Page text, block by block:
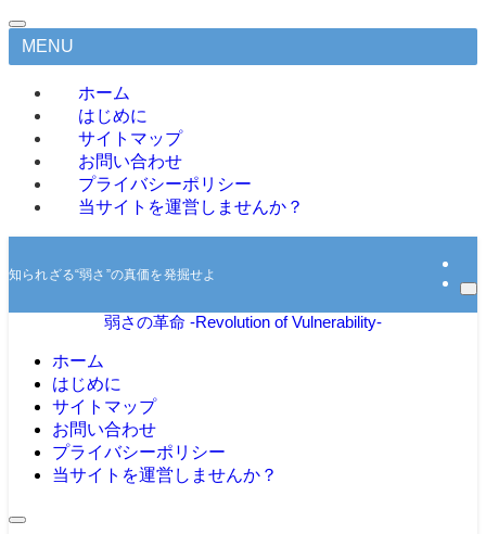
MENU
ホーム
はじめに
サイトマップ
お問い合わせ
プライバシーポリシー
当サイトを運営しませんか？
知られざる“弱さ”の真価を発掘せよ
弱さの革命 -Revolution of Vulnerability-
ホーム
はじめに
サイトマップ
お問い合わせ
プライバシーポリシー
当サイトを運営しませんか？